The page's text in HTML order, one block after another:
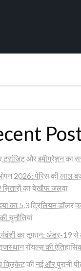
ट्रांजिट और इमीग्रेशन का
2026: पेरिस की लाल
का बेखौफ जलवा
का 5.3 ट्रिलियन डॉलर
चुनौतियां
का तूफान: अंडर-19
रॉयल्स की
क्रिकेट की नई और पुरानी